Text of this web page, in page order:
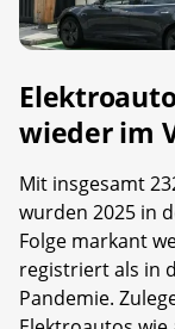
wieder im
Mit insgesamt
wurden 2025 in
Folge markant
registriert als in
Pandemie.